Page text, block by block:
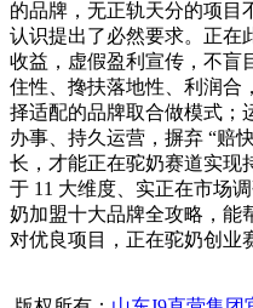
的品牌，无正轨天分的项目
认识提出了必然要求。正在
收益，虚假盈利宣传，不盲
住性、搀扶落地性、利润合
择适配的品牌取合做模式；
办事、持久运营，摒弃 “赔
长，才能正在驼奶赛道实现
于 11 大维度、实正在市场
奶加盟十大品牌全攻略，能
对优良项目，正在驼奶创业